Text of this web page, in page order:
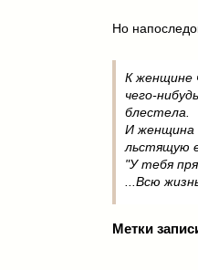
Но
К женщине
чего-
блестела.
И женщина
льстящую
"У тебя
...Всю
Метки